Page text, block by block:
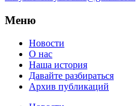
Меню
Новости
О нас
Наша история
Давайте разбираться
Архив публикаций